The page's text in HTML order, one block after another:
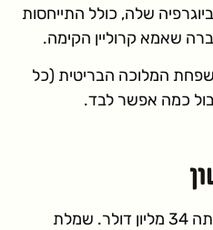
שלה, כולל התייחסות
שאמא קרוליין הקימה.
המלוכה הבריטית (כל
כמה אפשר לבד.
החתונה של וויליאם וקייט עלתה 34 מליון דולר. שמלת